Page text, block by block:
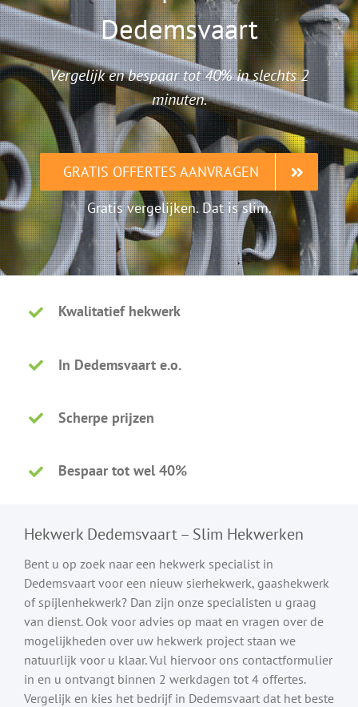
Dedemsvaart
Vergelijk en bespaar tot 40% in slechts 2
minuten.
GRATIS OFFERTES AANVRAGEN
Gratis vergelijken. Dat is slim.
Kwalitatief hekwerk
In Dedemsvaart e.o.
Scherpe prijzen
Bespaar tot wel 40%
Hekwerk Dedemsvaart – Slim Hekwerken
Bent u op zoek naar een hekwerk specialist in
Dedemsvaart voor een nieuw sierhekwerk, gaashekwerk
of spijlenhekwerk? Dan zijn onze specialisten u graag
van dienst. Ook voor advies op maat en vragen over de
mogelijkheden over uw hekwerk project staan we
natuurlijk voor u klaar. Vul hiervoor ons contactformulier
in en u ontvangt binnen 2 werkdagen tot 4 offertes.
Vergelijk en kies het bedrijf in Dedemsvaart dat het beste